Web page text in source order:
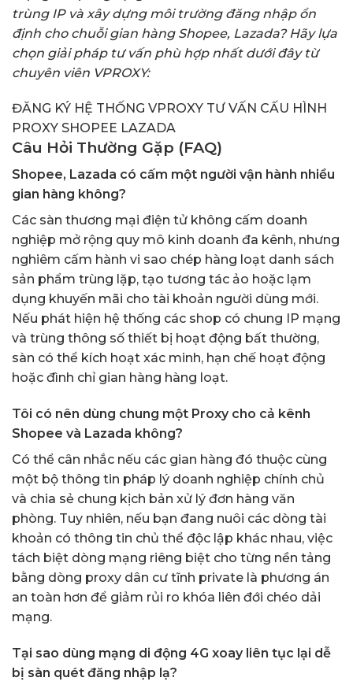
trùng IP và xây dựng môi trường đăng nhập ổn
định cho chuỗi gian hàng Shopee, Lazada? Hãy lựa
chọn giải pháp tư vấn phù hợp nhất dưới đây từ
chuyên viên VPROXY:
ĐĂNG KÝ HỆ THỐNG VPROXY TƯ VẤN CẤU HÌNH
PROXY SHOPEE LAZADA
Câu Hỏi Thường Gặp (FAQ)
Shopee, Lazada có cấm một người vận hành nhiều
gian hàng không?
Các sàn thương mại điện tử không cấm doanh
nghiệp mở rộng quy mô kinh doanh đa kênh, nhưng
nghiêm cấm hành vi sao chép hàng loạt danh sách
sản phẩm trùng lặp, tạo tương tác ảo hoặc lạm
dụng khuyến mãi cho tài khoản người dùng mới.
Nếu phát hiện hệ thống các shop có chung IP mạng
và trùng thông số thiết bị hoạt động bất thường,
sàn có thể kích hoạt xác minh, hạn chế hoạt động
hoặc đình chỉ gian hàng hàng loạt.
Tôi có nên dùng chung một Proxy cho cả kênh
Shopee và Lazada không?
Có thể cân nhắc nếu các gian hàng đó thuộc cùng
một bộ thông tin pháp lý doanh nghiệp chính chủ
và chia sẻ chung kịch bản xử lý đơn hàng văn
phòng. Tuy nhiên, nếu bạn đang nuôi các dòng tài
khoản có thông tin chủ thể độc lập khác nhau, việc
tách biệt dòng mạng riêng biệt cho từng nền tảng
bằng dòng proxy dân cư tĩnh private là phương án
an toàn hơn để giảm rủi ro khóa liên đới chéo dải
mạng.
Tại sao dùng mạng di động 4G xoay liên tục lại dễ
bị sàn quét đăng nhập lạ?